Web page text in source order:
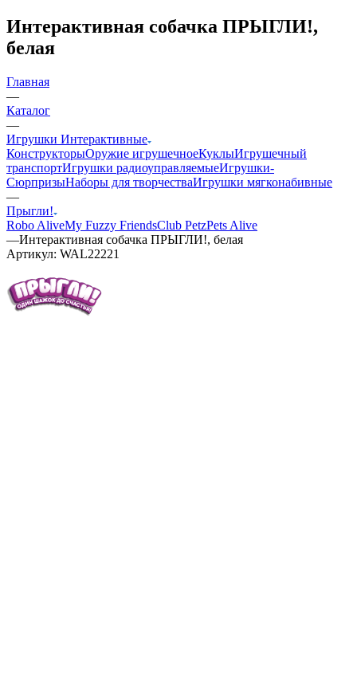
Интерактивная собачка ПРЫГЛИ!,
белая
Главная
—
Каталог
—
Игрушки Интерактивные
КонструкторыОружие игрушечноеКуклыИгрушечный
транспортИгрушки радиоуправляемыеИгрушки-
СюрпризыНаборы для творчестваИгрушки мягконабивные
—
Прыгли!
Robo AliveMy Fuzzy FriendsClub PetzPets Alive
—Интерактивная собачка ПРЫГЛИ!, белая
Артикул: WAL22221